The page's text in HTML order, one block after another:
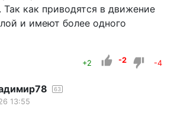
Так как приводятся в движение
и имеют более одного
+2 -2 -4
63
13:55